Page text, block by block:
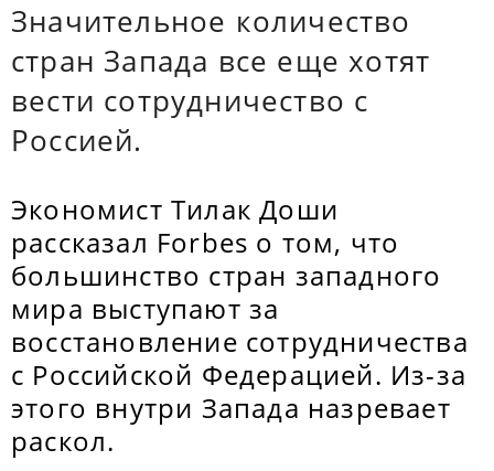
Значительное количество
стран Запада все еще хотят
вести сотрудничество с
Россией.
Экономист Тилак Доши
рассказал Forbes о том, что
большинство стран западного
мира выступают за
восстановление сотрудничества
с Российской Федерацией. Из-за
этого внутри Запада назревает
раскол.